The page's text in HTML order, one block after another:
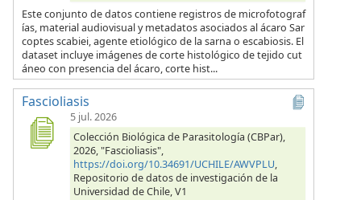
Este conjunto de datos contiene registros de microfotograf
ías, material audiovisual y metadatos asociados al ácaro Sar
coptes scabiei, agente etiológico de la sarna o escabiosis. El
dataset incluye imágenes de corte histológico de tejido cut
áneo con presencia del ácaro, corte hist...
Fascioliasis
5 jul. 2026
Colección Biológica de Parasitología (CBPar),
2026, "Fascioliasis",
https://doi.org/10.34691/UCHILE/AWVPLU,
Repositorio de datos de investigación de la
Universidad de Chile, V1